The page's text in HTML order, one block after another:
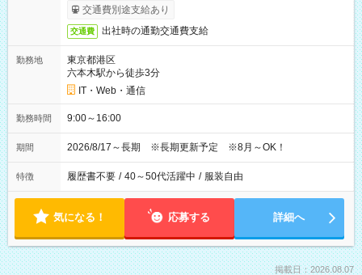
交通費別途支給あり
交通費 出社時の通勤交通費支給
勤務地
東京都港区
六本木駅から徒歩3分
IT・Web・通信
勤務時間 9:00～16:00
期間 2026/8/17～長期 ※長期更新予定 ※8月～OK！
特徴 履歴書不要 / 40～50代活躍中 / 服装自由
気になる！ 応募する 詳細へ
掲載日：2026.08.07